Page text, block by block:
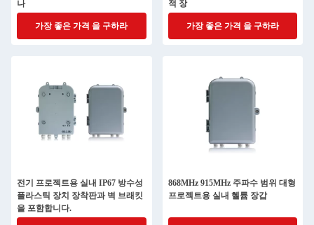
나
가장 좋은 가격 을 구하라
적 장
가장 좋은 가격 을 구하라
전기 프로젝트용 실내 IP67 방수성
플라스틱 장치 장착판과 벽 브래킷
을 포함합니다.
868MHz 915MHz 주파수 범위 대형
프로젝트용 실내 헬륨 장갑